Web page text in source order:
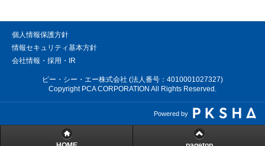
個人情報保護方針
情報セキュリティ基本方針
会社情報・採用・IR
ピー・シー・エー株式会社 (法人番号：4010001027327)
Copyright PCA CORPORATION All Rights Reserved.
Powered by